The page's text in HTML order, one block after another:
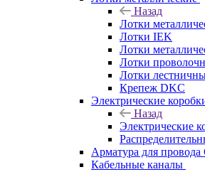
Назад
Лотки
Лотки IEK
Лотки
Лотки
Лотки
Крепеж DKC
Электрические
Назад
Электрические
Арматура для
Кабельные каналы